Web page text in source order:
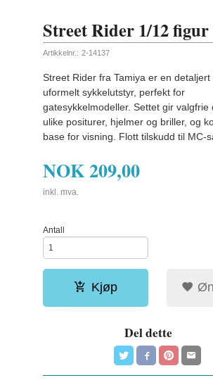
Street Rider 1/12 figur
Artikkelnr.: 2-14137
Street Rider fra Tamiya er en
uformelt sykkelutstyr, perfekt for
gatesykkelmodeller. Settet gir valgfrie
ulike positurer, hjelmer og briller, og
base for visning. Flott tilskudd til MC-
NOK209,00
inkl. mva.
Antall
Kjøp
Del dette